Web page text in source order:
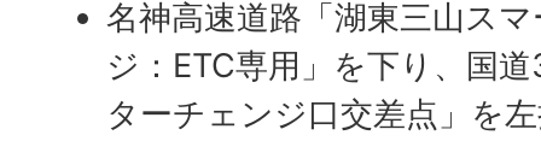
名神高速道路「湖東三山ス
ジ：ETC専用」を下り、国
ターチェンジ口交差点」を